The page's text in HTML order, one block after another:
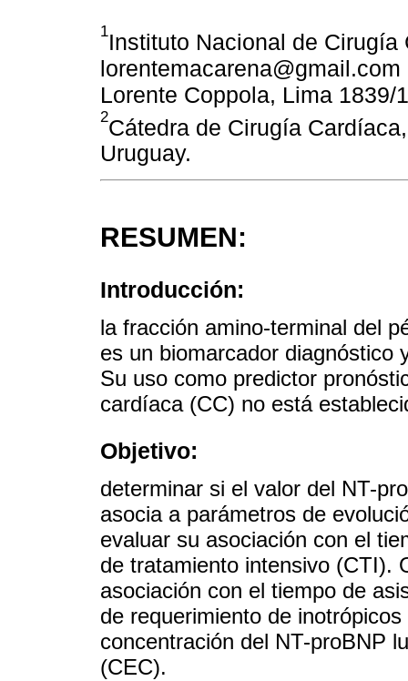
1Instituto Nacional de
Lorente Coppola, Lima 1839/
2Cátedra de Cirugía
Uruguay.
RESUMEN:
Introducción:
la fracción amino-terminal del
es un biomarcador diagnóstico
Su uso como predictor
cardíaca (CC) no está
Objetivo:
determinar si el valor del NT-
asocia a parámetros de
evaluar su asociación con el
de tratamiento intensivo (CTI).
asociación con el tiempo de
de requerimiento de
concentración del NT-proBNP
(CEC).